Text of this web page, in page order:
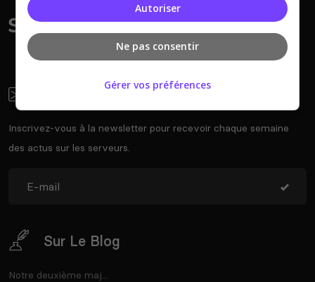
Inscrivez-vous à la newsletter pour recevoir chaque semaine
des actus sur les serveurs.
Sur Le Blog
Notre deuxième maj...
Autoriser
Ne pas consentir
Gérer vos préférences